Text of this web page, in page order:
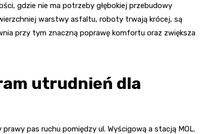
gdzie nie ma potrzeby głębokiej przebudowy
warstwy asfaltu, roboty trwają krócej, są
przy tym znaczną poprawę komfortu oraz zwiększa
utrudnień dla
pas ruchu pomiędzy ul. Wyścigową a stacją MOL.